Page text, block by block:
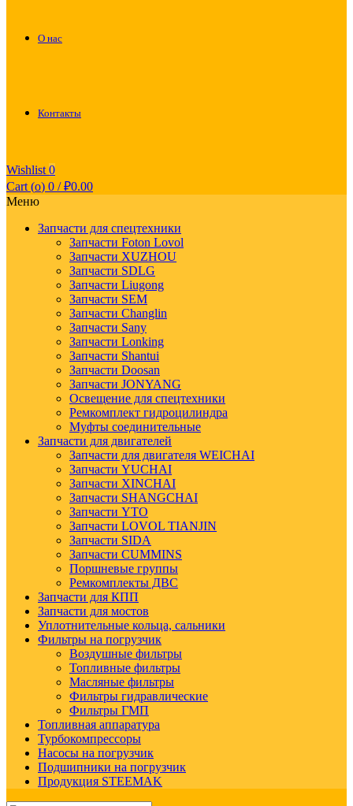
О нас
Контакты
Wishlist 0
Cart (o) 0 / ₽0.00
Меню
Запчасти для спецтехники
Запчасти Foton Lovol
Запчасти XUZHOU
Запчасти SDLG
Запчасти Liugong
Запчасти SEM
Запчасти Changlin
Запчасти Sany
Запчасти Lonking
Запчасти Shantui
Запчасти Doosan
Запчасти JONYANG
Освещение для спецтехники
Ремкомплект гидроцилиндра
Муфты соединительные
Запчасти для двигателей
Запчасти для двигателя WEICHAI
Запчасти YUCHAI
Запчасти XINCHAI
Запчасти SHANGCHAI
Запчасти YTO
Запчасти LOVOL TIANJIN
Запчасти SIDA
Запчасти CUMMINS
Поршневые группы
Ремкомплекты ДВС
Запчасти для КПП
Запчасти для мостов
Уплотнительные кольца, сальники
Фильтры на погрузчик
Воздушные фильтры
Топливные фильтры
Масляные фильтры
Фильтры гидравлические
Фильтры ГМП
Топливная аппаратура
Турбокомпрессоры
Насосы на погрузчик
Подшипники на погрузчик
Продукция STEEMAK